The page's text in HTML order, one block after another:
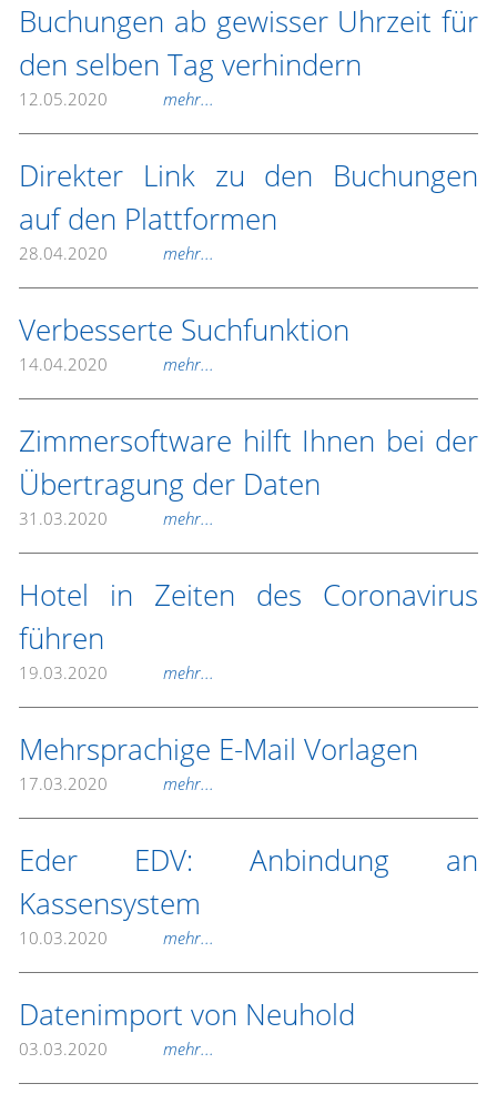
Buchungen ab gewisser Uhrzeit für
den selben Tag verhindern
12.05.2020 mehr...
Direkter Link zu den Buchungen
auf den Plattformen
28.04.2020 mehr...
Verbesserte Suchfunktion
14.04.2020 mehr...
Zimmersoftware hilft Ihnen bei der
Übertragung der Daten
31.03.2020 mehr...
Hotel in Zeiten des Coronavirus
führen
19.03.2020 mehr...
Mehrsprachige E-Mail Vorlagen
17.03.2020 mehr...
Eder EDV: Anbindung an
Kassensystem
10.03.2020 mehr...
Datenimport von Neuhold
03.03.2020 mehr...